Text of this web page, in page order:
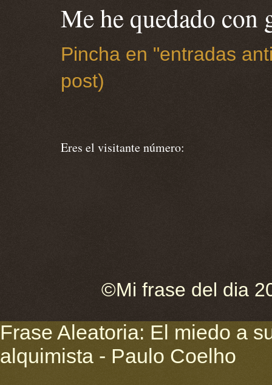
Me he quedado con
Pincha en "entradas
post)
Eres el visitante número:
©Mi frase del dia
Frase Aleatoria: El miedo a
alquimista - Paulo Coelho